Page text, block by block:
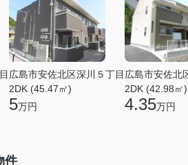
広島市安佐北区深川５丁目
2DK (45.47㎡)
5万円
広島市安佐北
2DK (42.98㎡)
4.35万円
件